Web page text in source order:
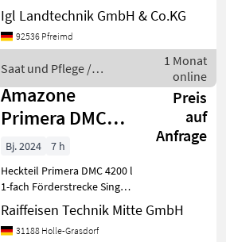
Fahrgassenmarkierung
Reihen- / Körperabstand:
12, 5 cm, Bordcomputer /
Exaktstriegel, Hitch,
Leistungsmoni
Igl Landtechnik GmbH & Co.KG
92536 Pfreimd
Saat und Pflege /
Amazone
1 Monat
online
Amazone
Primera DMC
3000
Preis
auf
Anfrage
Bj. 2024
7 h
Heckteil Primera DMC 4200 l
1-fach Förderstrecke Single-
Shoot Verteilerköpfe f. 16
Reihen Langer Ladesteg f.
Heckteil Deichsel m.
Raiffeisen Technik Mitte GmbH
31188 Holle-Grasdorf